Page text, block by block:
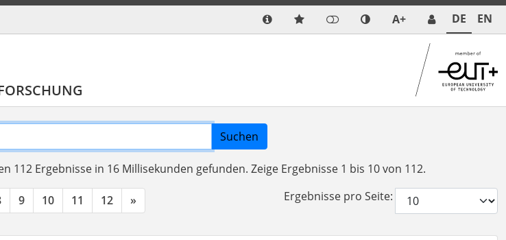
A+ DE EN
Suchen
112 Ergebnisse in 16 Millisekunden gefunden. Zeige Ergebnisse 1 bis 10 von 112.
9 10 11 12 » Ergebnisse pro Seite: